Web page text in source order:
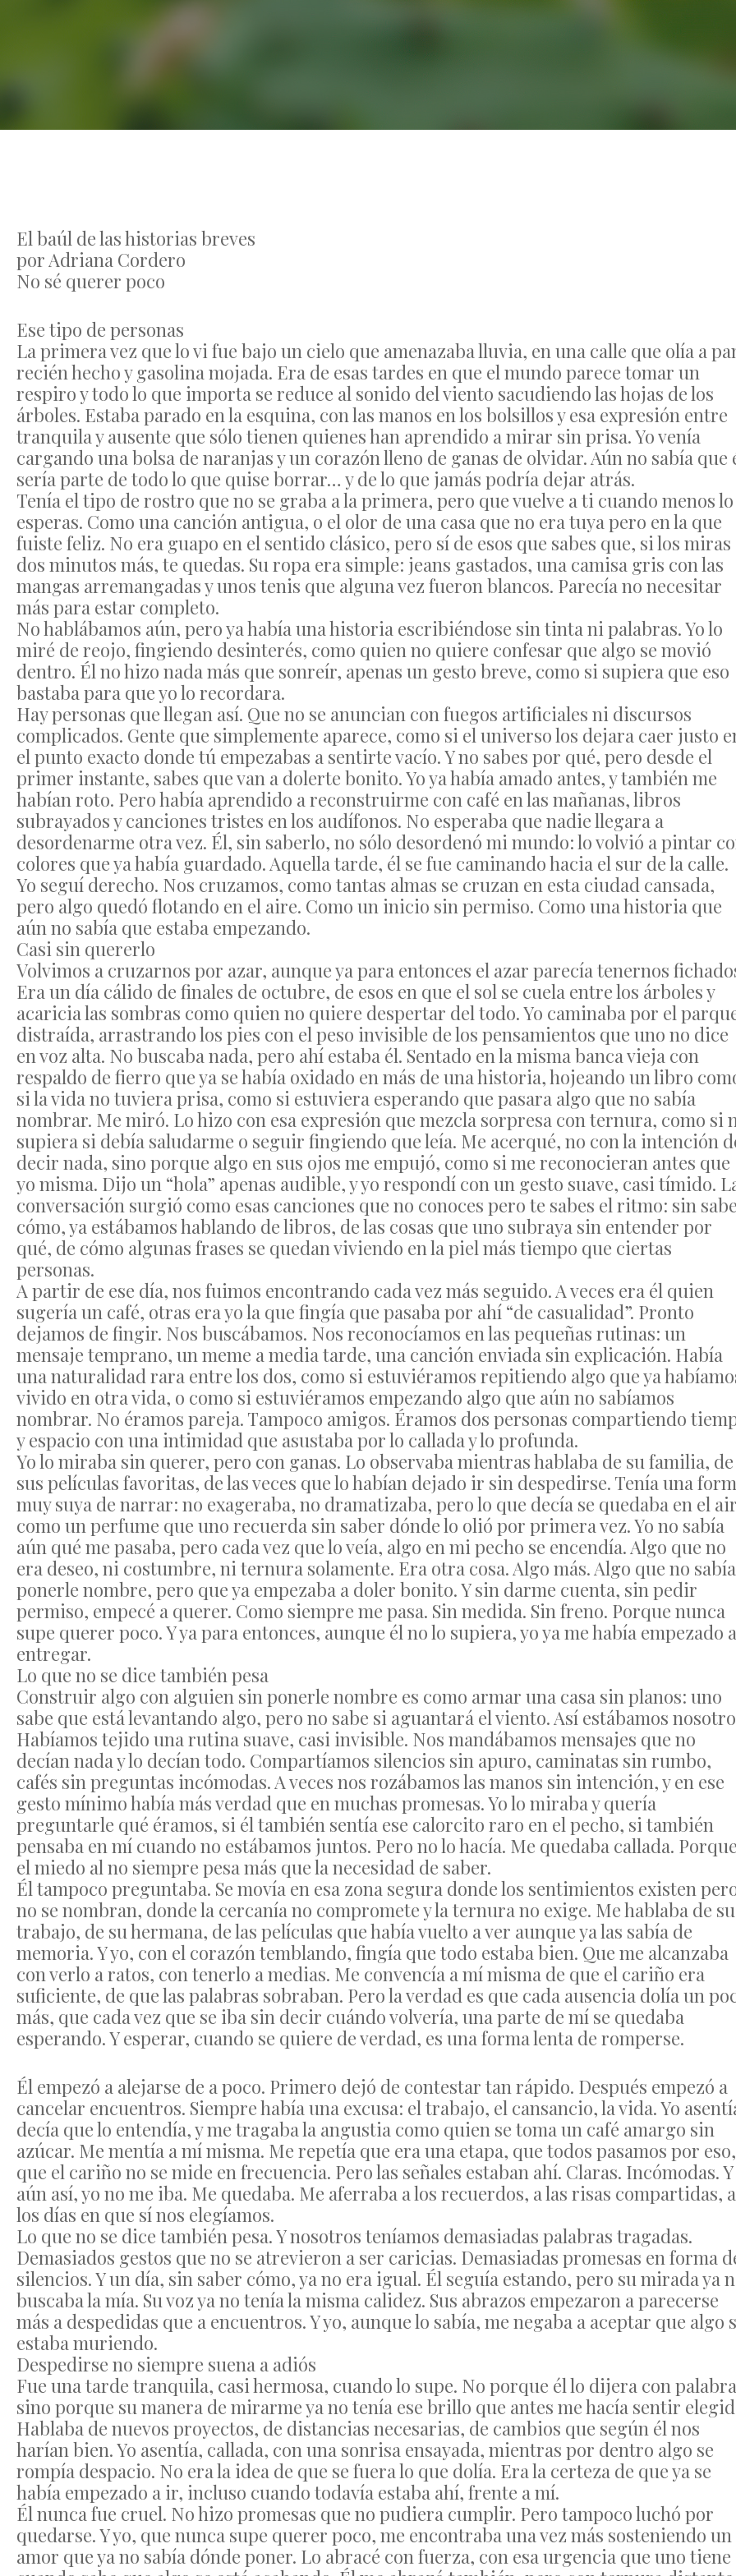
El baúl de las historias breves
por Adriana Cordero
No sé querer poco
Ese tipo de personas
La primera vez que lo vi fue bajo un cielo que amenazaba lluvia, en una calle que olía a
recién hecho y gasolina mojada. Era de esas tardes en que el mundo parece tomar un
respiro y todo lo que importa se reduce al sonido del viento sacudiendo las hojas de los
árboles. Estaba parado en la esquina, con las manos en los bolsillos y esa expresión entre
tranquila y ausente que sólo tienen quienes han aprendido a mirar sin prisa. Yo venía
cargando una bolsa de naranjas y un corazón lleno de ganas de olvidar. Aún no sabía que
sería parte de todo lo que quise borrar… y de lo que jamás podría dejar atrás.
Tenía el tipo de rostro que no se graba a la primera, pero que vuelve a ti cuando menos lo
esperas. Como una canción antigua, o el olor de una casa que no era tuya pero en la que
fuiste feliz. No era guapo en el sentido clásico, pero sí de esos que sabes que, si los miras
dos minutos más, te quedas. Su ropa era simple: jeans gastados, una camisa gris con las
mangas arremangadas y unos tenis que alguna vez fueron blancos. Parecía no necesitar
más para estar completo.
No hablábamos aún, pero ya había una historia escribiéndose sin tinta ni palabras. Yo lo
miré de reojo, fingiendo desinterés, como quien no quiere confesar que algo se movió
dentro. Él no hizo nada más que sonreír, apenas un gesto breve, como si supiera que eso
bastaba para que yo lo recordara.
Hay personas que llegan así. Que no se anuncian con fuegos artificiales ni discursos
complicados. Gente que simplemente aparece, como si el universo los dejara caer justo
el punto exacto donde tú empezabas a sentirte vacío. Y no sabes por qué, pero desde el
primer instante, sabes que van a dolerte bonito. Yo ya había amado antes, y también me
habían roto. Pero había aprendido a reconstruirme con café en las mañanas, libros
subrayados y canciones tristes en los audífonos. No esperaba que nadie llegara a
desordenarme otra vez. Él, sin saberlo, no sólo desordenó mi mundo: lo volvió a pintar
colores que ya había guardado. Aquella tarde, él se fue caminando hacia el sur de la calle.
Yo seguí derecho. Nos cruzamos, como tantas almas se cruzan en esta ciudad cansada,
pero algo quedó flotando en el aire. Como un inicio sin permiso. Como una historia que
aún no sabía que estaba empezando.
Casi sin quererlo
Volvimos a cruzarnos por azar, aunque ya para entonces el azar parecía tenernos
Era un día cálido de finales de octubre, de esos en que el sol se cuela entre los árboles y
acaricia las sombras como quien no quiere despertar del todo. Yo caminaba por el
distraída, arrastrando los pies con el peso invisible de los pensamientos que uno no dice
en voz alta. No buscaba nada, pero ahí estaba él. Sentado en la misma banca vieja con
respaldo de fierro que ya se había oxidado en más de una historia, hojeando un libro
si la vida no tuviera prisa, como si estuviera esperando que pasara algo que no sabía
nombrar. Me miró. Lo hizo con esa expresión que mezcla sorpresa con ternura, como si
supiera si debía saludarme o seguir fingiendo que leía. Me acerqué, no con la intención
decir nada, sino porque algo en sus ojos me empujó, como si me reconocieran antes que
yo misma. Dijo un “hola” apenas audible, y yo respondí con un gesto suave, casi tímido.
conversación surgió como esas canciones que no conoces pero te sabes el ritmo: sin
cómo, ya estábamos hablando de libros, de las cosas que uno subraya sin entender por
qué, de cómo algunas frases se quedan viviendo en la piel más tiempo que ciertas
personas.
A partir de ese día, nos fuimos encontrando cada vez más seguido. A veces era él quien
sugería un café, otras era yo la que fingía que pasaba por ahí “de casualidad”. Pronto
dejamos de fingir. Nos buscábamos. Nos reconocíamos en las pequeñas rutinas: un
mensaje temprano, un meme a media tarde, una canción enviada sin explicación. Había
una naturalidad rara entre los dos, como si estuviéramos repitiendo algo que ya
vivido en otra vida, o como si estuviéramos empezando algo que aún no sabíamos
nombrar. No éramos pareja. Tampoco amigos. Éramos dos personas compartiendo
y espacio con una intimidad que asustaba por lo callada y lo profunda.
Yo lo miraba sin querer, pero con ganas. Lo observaba mientras hablaba de su familia, de
sus películas favoritas, de las veces que lo habían dejado ir sin despedirse. Tenía una
muy suya de narrar: no exageraba, no dramatizaba, pero lo que decía se quedaba en el
como un perfume que uno recuerda sin saber dónde lo olió por primera vez. Yo no sabía
aún qué me pasaba, pero cada vez que lo veía, algo en mi pecho se encendía. Algo que no
era deseo, ni costumbre, ni ternura solamente. Era otra cosa. Algo más. Algo que no sabía
ponerle nombre, pero que ya empezaba a doler bonito. Y sin darme cuenta, sin pedir
permiso, empecé a querer. Como siempre me pasa. Sin medida. Sin freno. Porque nunca
supe querer poco. Y ya para entonces, aunque él no lo supiera, yo ya me había empezado a
entregar.
Lo que no se dice también pesa
Construir algo con alguien sin ponerle nombre es como armar una casa sin planos: uno
sabe que está levantando algo, pero no sabe si aguantará el viento. Así estábamos
Habíamos tejido una rutina suave, casi invisible. Nos mandábamos mensajes que no
decían nada y lo decían todo. Compartíamos silencios sin apuro, caminatas sin rumbo,
cafés sin preguntas incómodas. A veces nos rozábamos las manos sin intención, y en ese
gesto mínimo había más verdad que en muchas promesas. Yo lo miraba y quería
preguntarle qué éramos, si él también sentía ese calorcito raro en el pecho, si también
pensaba en mí cuando no estábamos juntos. Pero no lo hacía. Me quedaba callada.
el miedo al no siempre pesa más que la necesidad de saber.
Él tampoco preguntaba. Se movía en esa zona segura donde los sentimientos existen
no se nombran, donde la cercanía no compromete y la ternura no exige. Me hablaba de su
trabajo, de su hermana, de las películas que había vuelto a ver aunque ya las sabía de
memoria. Y yo, con el corazón temblando, fingía que todo estaba bien. Que me alcanzaba
con verlo a ratos, con tenerlo a medias. Me convencía a mí misma de que el cariño era
suficiente, de que las palabras sobraban. Pero la verdad es que cada ausencia dolía un
más, que cada vez que se iba sin decir cuándo volvería, una parte de mí se quedaba
esperando. Y esperar, cuando se quiere de verdad, es una forma lenta de romperse.
Él empezó a alejarse de a poco. Primero dejó de contestar tan rápido. Después empezó a
cancelar encuentros. Siempre había una excusa: el trabajo, el cansancio, la vida. Yo
decía que lo entendía, y me tragaba la angustia como quien se toma un café amargo sin
azúcar. Me mentía a mí misma. Me repetía que era una etapa, que todos pasamos por eso,
que el cariño no se mide en frecuencia. Pero las señales estaban ahí. Claras. Incómodas. Y
aún así, yo no me iba. Me quedaba. Me aferraba a los recuerdos, a las risas compartidas, a
los días en que sí nos elegíamos.
Lo que no se dice también pesa. Y nosotros teníamos demasiadas palabras tragadas.
Demasiados gestos que no se atrevieron a ser caricias. Demasiadas promesas en forma
silencios. Y un día, sin saber cómo, ya no era igual. Él seguía estando, pero su mirada ya
buscaba la mía. Su voz ya no tenía la misma calidez. Sus abrazos empezaron a parecerse
más a despedidas que a encuentros. Y yo, aunque lo sabía, me negaba a aceptar que algo
estaba muriendo.
Despedirse no siempre suena a adiós
Fue una tarde tranquila, casi hermosa, cuando lo supe. No porque él lo dijera con
sino porque su manera de mirarme ya no tenía ese brillo que antes me hacía sentir
Hablaba de nuevos proyectos, de distancias necesarias, de cambios que según él nos
harían bien. Yo asentía, callada, con una sonrisa ensayada, mientras por dentro algo se
rompía despacio. No era la idea de que se fuera lo que dolía. Era la certeza de que ya se
había empezado a ir, incluso cuando todavía estaba ahí, frente a mí.
Él nunca fue cruel. No hizo promesas que no pudiera cumplir. Pero tampoco luchó por
quedarse. Y yo, que nunca supe querer poco, me encontraba una vez más sosteniendo un
amor que ya no sabía dónde poner. Lo abracé con fuerza, con esa urgencia que uno tiene